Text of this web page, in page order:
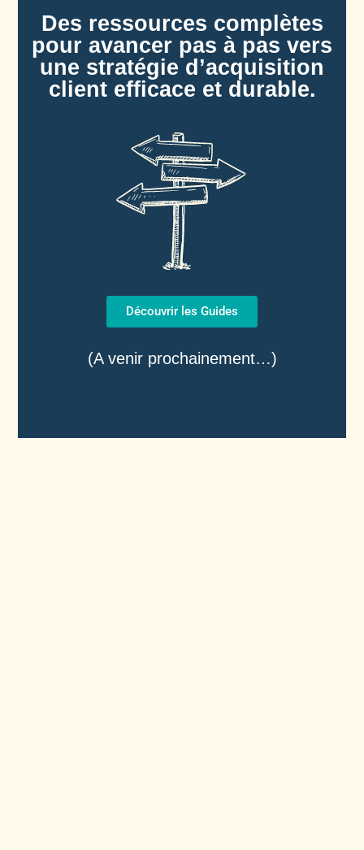
Des ressources complètes
pour avancer pas à pas vers
une stratégie d’acquisition
client efficace et durable.
Découvrir les Guides
(A venir prochainement…)